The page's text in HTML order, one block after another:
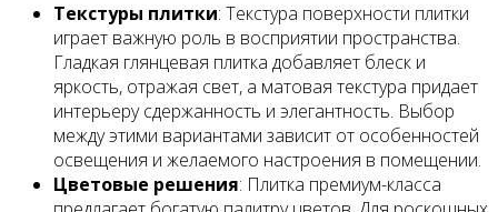
Текстуры плитки: Текстура поверхности плитки
играет важную роль в восприятии пространства.
Гладкая глянцевая плитка добавляет блеск и
яркость, отражая свет, а матовая текстура придает
интерьеру сдержанность и элегантность. Выбор
между этими вариантами зависит от особенностей
освещения и желаемого настроения в помещении.
Цветовые решения: Плитка премиум-класса